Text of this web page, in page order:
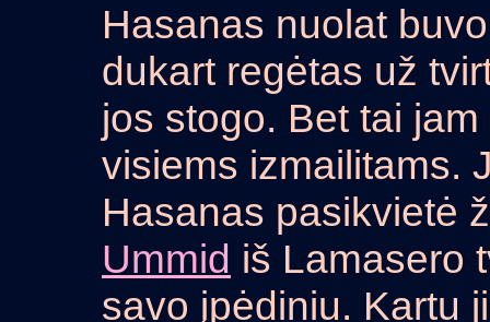
Hasanas nuolat
dukart regėtas už
jos stogo. Bet tai
visiems izmailitams.
Hasanas pasikvietė
Ummid iš Lamasero
savo įpėdiniu. Kartu